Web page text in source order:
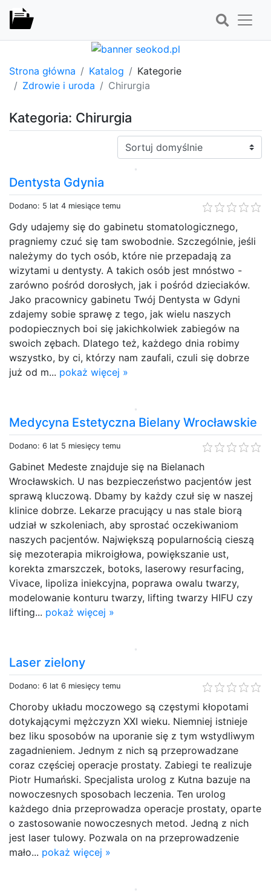
Strona główna Katalog
Kategorie
Zdrowie i uroda
Chirurgia
Kategoria: Chirurgia
Sortuj:
Dentysta Gdynia
Dodano: 5 lat 4 miesiące temu
Gdy udajemy się do gabinetu stomatologicznego,
pragniemy czuć się tam swobodnie. Szczególnie, jeśli
należymy do tych osób, które nie przepadają za
wizytami u dentysty. A takich osób jest mnóstwo -
zarówno pośród dorosłych, jak i pośród dzieciaków.
Jako pracownicy gabinetu Twój Dentysta w Gdyni
zdajemy sobie sprawę z tego, jak wielu naszych
podopiecznych boi się jakichkolwiek zabiegów na
swoich zębach. Dlatego też, każdego dnia robimy
wszystko, by ci, którzy nam zaufali, czuli się dobrze
już od m... pokaż więcej »
Medycyna Estetyczna Bielany Wrocławskie
Dodano: 6 lat 5 miesięcy temu
Gabinet Medeste znajduje się na Bielanach
Wrocławskich. U nas bezpieczeństwo pacjentów jest
sprawą kluczową. Dbamy by każdy czuł się w naszej
klinice dobrze. Lekarze pracujący u nas stale biorą
udział w szkoleniach, aby sprostać oczekiwaniom
naszych pacjentów. Największą popularnością cieszą
się mezoterapia mikroigłowa, powiększanie ust,
korekta zmarszczek, botoks, laserowy resurfacing,
Vivace, lipoliza iniekcyjna, poprawa owalu twarzy,
modelowanie konturu twarzy, lifting twarzy HIFU czy
lifting... pokaż więcej »
Laser zielony
Dodano: 6 lat 6 miesięcy temu
Choroby układu moczowego są częstymi kłopotami
dotykającymi mężczyzn XXI wieku. Niemniej istnieje
bez liku sposobów na uporanie się z tym wstydliwym
zagadnieniem. Jednym z nich są przeprowadzane
coraz częściej operacje prostaty. Zabiegi te realizuje
Piotr Humański. Specjalista urolog z Kutna bazuje na
nowoczesnych sposobach leczenia. Ten urolog
każdego dnia przeprowadza operacje prostaty, oparte
o zastosowanie nowoczesnych metod. Jedną z nich
jest laser tulowy. Pozwala on na przeprowadzenie
mało... pokaż więcej »